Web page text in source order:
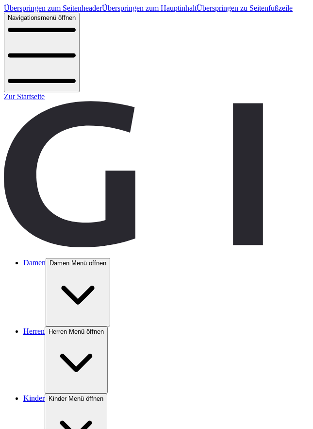
Überspringen zum SeitenheaderÜberspringen zum HauptinhaltÜberspringen zu Seitenfußzeile
Navigationsmenü öffnen
Zur Startseite
Damen Damen Menü öffnen
Herren Herren Menü öffnen
Kinder Kinder Menü öffnen